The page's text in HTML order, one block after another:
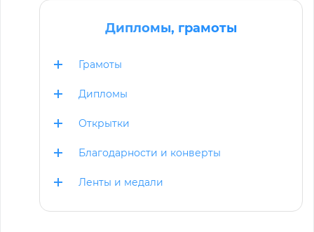
Дипломы, грамоты
Грамоты
Дипломы
Открытки
Благодарности и конверты
Ленты и медали